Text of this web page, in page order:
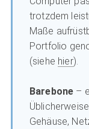
trotzdem
Maße
Portfolio
(siehe hier).
Barebone –
Gehäuse,